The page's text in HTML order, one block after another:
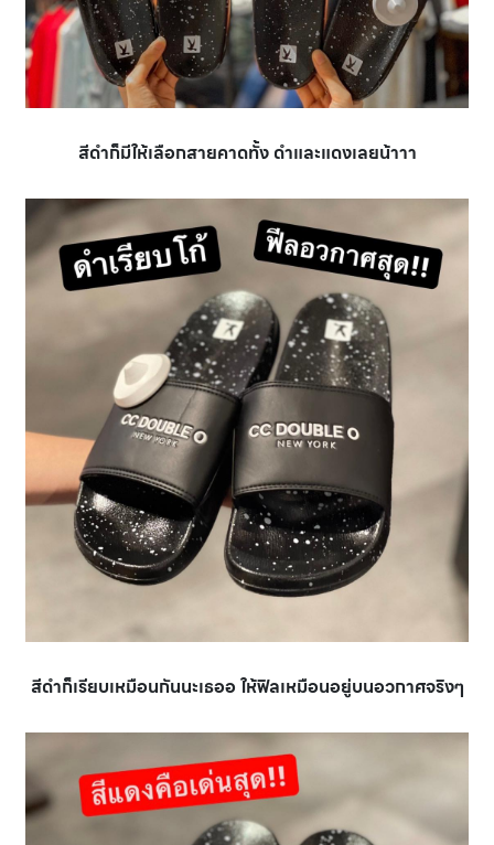
สีดำก็มีให้เลือกสายคาดทั้ง ดำและแดงเลยน้าาา
สีดำก็เรียบเหมือนกันนะเธออ ให้ฟิลเหมือนอยู่บนอวกาศจริงๆ